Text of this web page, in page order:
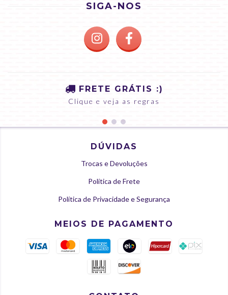
SIGA-NOS
FRETE GRÁTIS :)
Clique e veja as regras
DÚVIDAS
Trocas e Devoluções
Política de Frete
Política de Privacidade e Segurança
MEIOS DE PAGAMENTO